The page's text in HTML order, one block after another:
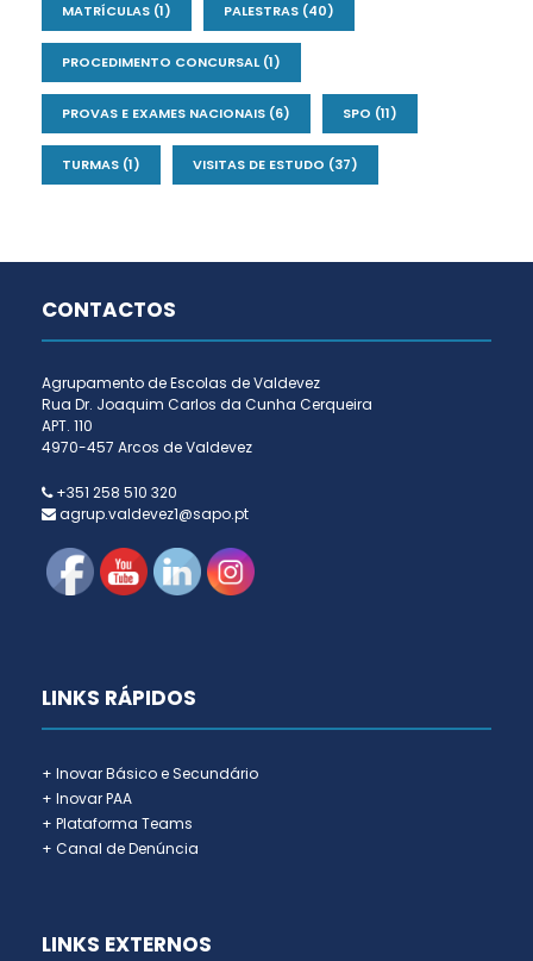
MATRÍCULAS (1) PALESTRAS (40)
PROCEDIMENTO CONCURSAL(1)
PROVAS E EXAMES NACIONAIS (6) SPO (11)
TURMAS (1) VISITAS DE ESTUDO (37)
CONTACTOS
Agrupamento de Escolas de Valdevez
Rua Dr. Joaquim Carlos da Cunha Cerqueira
APT. 110
4970-457 Arcos de Valdevez
+351 258 510 320
agrup.valdevez1@sapo.pt
LINKS RÁPIDOS
+ Inovar Básico e Secundário
+ Inovar PAA
+ Plataforma Teams
+ Canal de Denúncia
LINKS EXTERNOS